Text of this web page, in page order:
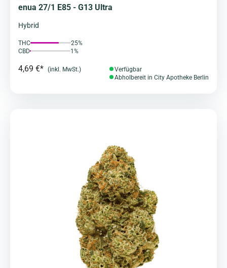
enua 27/1 E85 - G13 Ultra
Hybrid
THC
25%
CBD
1%
4,69 €* (inkl. MwSt.)
Verfügbar
Abholbereit in City Apotheke Berlin